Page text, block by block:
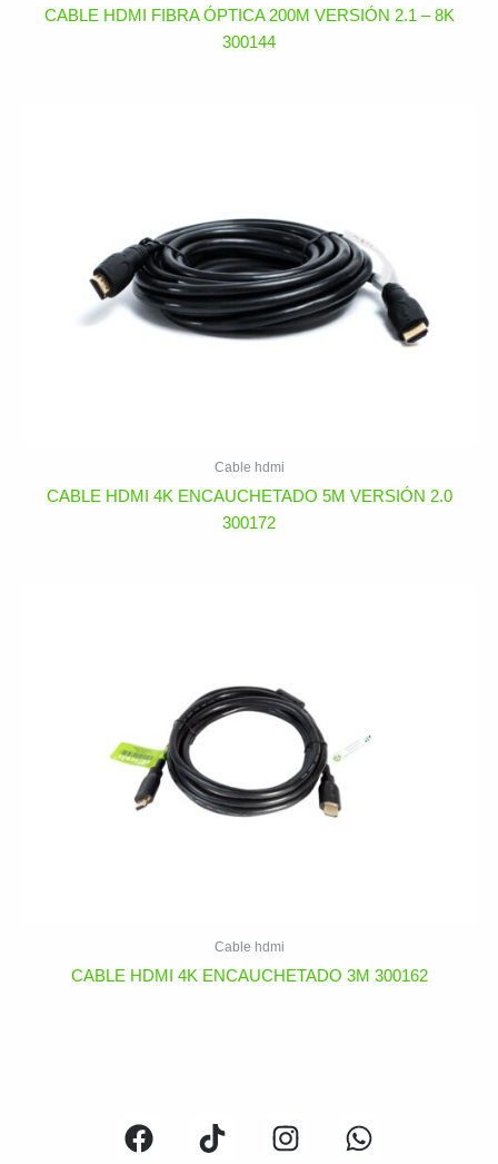
CABLE HDMI FIBRA ÓPTICA 200M VERSIÓN 2.1 – 8K
300144
Cable hdmi
CABLE HDMI 4K ENCAUCHETADO 5M VERSIÓN 2.0
300172
Cable hdmi
CABLE HDMI 4K ENCAUCHETADO 3M 300162